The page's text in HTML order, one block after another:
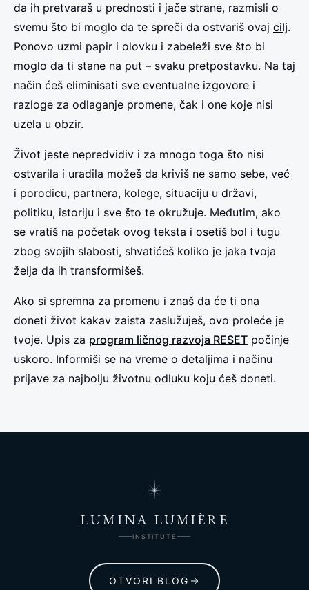
da ih pretvaraš u prednosti i jače strane, razmisli o
svemu što bi moglo da te spreči da ostvariš ovaj cilj.
Ponovo uzmi papir i olovku i zabeleži sve što bi
moglo da ti stane na put – svaku pretpostavku. Na taj
način ćeš eliminisati sve eventualne izgovore i
razloge za odlaganje promene, čak i one koje nisi
uzela u obzir.
Život jeste nepredvidiv i za mnogo toga što nisi
ostvarila i uradila možeš da kriviš ne samo sebe, već
i porodicu, partnera, kolege, situaciju u državi,
politiku, istoriju i sve što te okružuje. Međutim, ako
se vratiš na početak ovog teksta i osetiš bol i tugu
zbog svojih slabosti, shvatićeš koliko je jaka tvoja
želja da ih transformišeš.
Ako si spremna za promenu i znaš da će ti ona
doneti život kakav zaista zaslužuješ, ovo proleće je
tvoje. Upis za program ličnog razvoja RESET počinje
uskoro. Informiši se na vreme o detaljima i načinu
prijave za najbolju životnu odluku koju ćeš doneti.
LUMINA LUMIÈRE
INSTITUTE
OTVORI BLOG